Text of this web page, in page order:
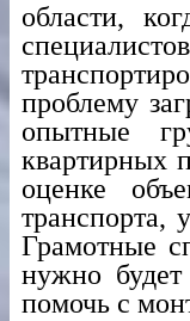
области,
проблему
опытные
квартирных
оценке
транспорта,
Грамотные
нужно будет
помочь с